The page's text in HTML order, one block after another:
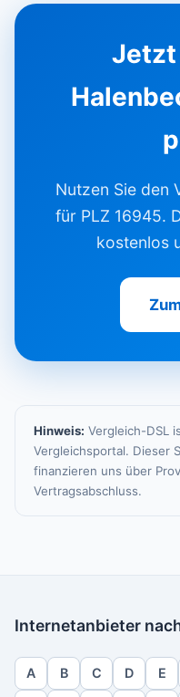
Jetzt
Nutzen Sie den
für PLZ 16945.
kostenlos
Hinweis: Vergleich-DSL
Vergleichsportal. Dieser
finanzieren uns über
Vertragsabschluss.
Internetanbieter
A B C D E